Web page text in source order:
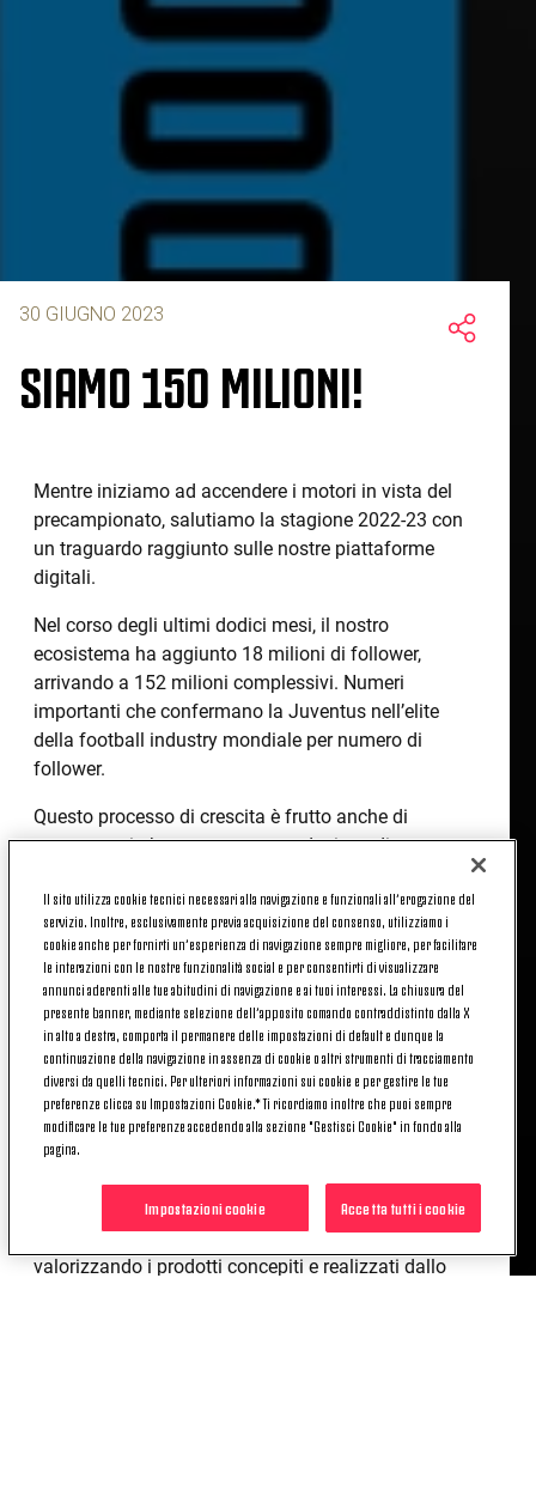
30 GIUGNO 2023
SIAMO 150 MILIONI!
Mentre iniziamo ad accendere i motori in vista del
precampionato, salutiamo la stagione 2022-23 con
un traguardo raggiunto sulle nostre piattaforme
digitali.
Nel corso degli ultimi dodici mesi, il nostro
ecosistema ha aggiunto 18 milioni di follower,
arrivando a 152 milioni complessivi. Numeri
importanti che confermano la Juventus nell’elite
della football industry mondiale per numero di
follower.
Questo processo di crescita è frutto anche di
una strategia basata su una produzione di
anche all’intrattenimento di un’audience giovane e
internazionale, premiata dalle
straordinarie performance in termini d numero di
follower, views ed engagement sulle piattaforme
principali di youth media che vedono la Juventus
stabilmente tra i primi cinque club al mondo.
Merito del desiderio di innovare costantemente.
Dall’apertura di nuovi canali (BiliBili per il mercato
cinese e Instagram broadcast per l’audience
internazionale) al focus verso il mercato locale, lì
dove Juventus si conferma il primo brand italiano
per numero di follower sui social media. Il tutto
valorizzando i prodotti concepiti e realizzati dallo
Il sito utilizza cookie tecnici necessari alla navigazione e funzionali all’erogazione del
servizio. Inoltre, esclusivamente previa acquisizione del consenso, utilizziamo i
cookie anche per fornirti un’esperienza di navigazione sempre migliore, per facilitare
le interazioni con le nostre funzionalità social e per consentirti di visualizzare
annunci aderenti alle tue abitudini di navigazione e ai tuoi interessi. La chiusura del
presente banner, mediante selezione dell’apposito comando contraddistinto dalla X
in alto a destra, comporta il permanere delle impostazioni di default e dunque la
continuazione della navigazione in assenza di cookie o altri strumenti di tracciamento
diversi da quelli tecnici. Per ulteriori informazioni sui cookie e per gestire le tue
preferenze clicca su Impostazioni Cookie.* Ti ricordiamo inoltre che puoi sempre
modificare le tue preferenze accedendo alla sezione "Gestisci Cookie" in fondo alla
pagina.
Accetta tutti i cookie
Impostazioni cookie